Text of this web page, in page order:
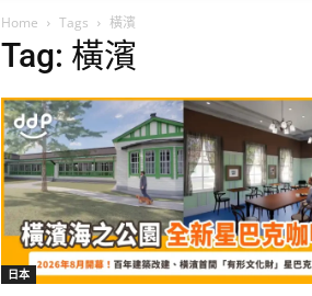
Home Tags 橫濱
Tag: 橫濱
日本